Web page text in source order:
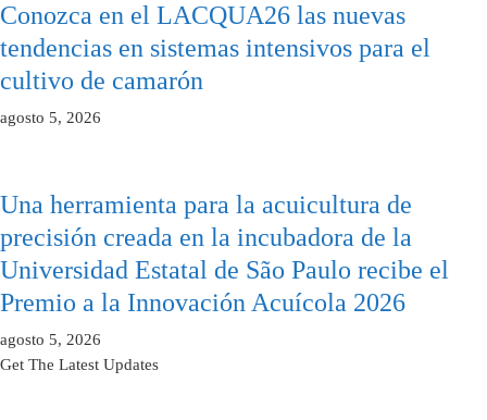
Conozca en el LACQUA26 las nuevas
tendencias en sistemas intensivos para el
cultivo de camarón
agosto 5, 2026
Una herramienta para la acuicultura de
precisión creada en la incubadora de la
Universidad Estatal de São Paulo recibe el
Premio a la Innovación Acuícola 2026
agosto 5, 2026
Get The Latest Updates